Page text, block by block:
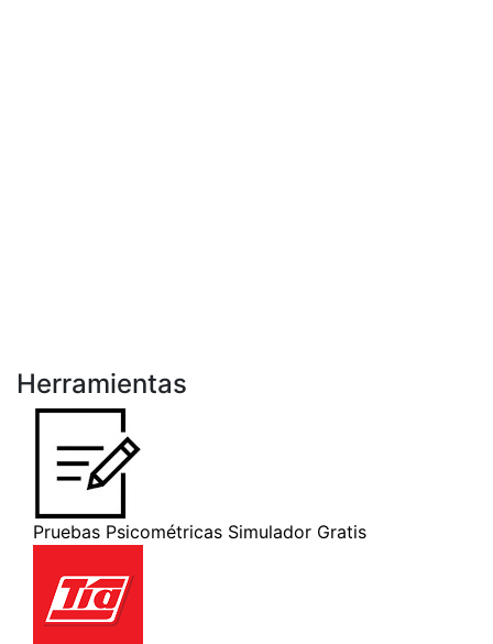
Herramientas